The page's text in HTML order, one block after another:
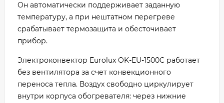
Он автоматически поддерживает заданную
температуру, а при нештатном перегреве
срабатывает термозащита и обесточивает
прибор.
Электроконвектор Eurolux OK-EU-1500C работает
без вентилятора за счет конвекционного
переноса тепла. Воздух свободно циркулирует
внутри корпуса обогревателя: через нижние